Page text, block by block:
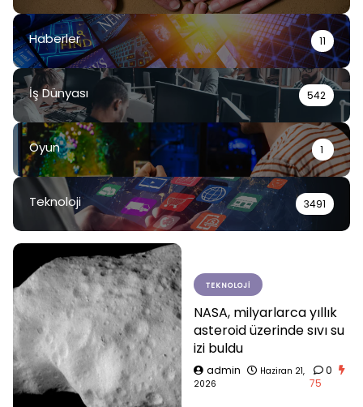
Haberler 11
İş Dünyası 542
Oyun 1
Teknoloji 3491
TEKNOLOJI
NASA, milyarlarca yıllık
asteroid üzerinde sıvı su
izi buldu
admin
Haziran 21,
2026
0
75